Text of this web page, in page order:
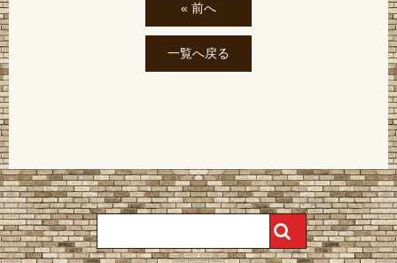
« 前へ
一覧へ戻る